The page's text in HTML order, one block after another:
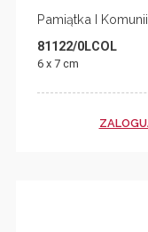
Pamiątka I
81122/0LCOL
6 x 7 cm